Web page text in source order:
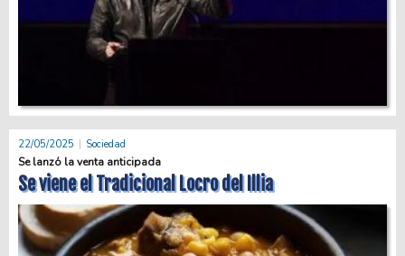
22/05/2025 Sociedad
Se lanzó la venta anticipada
Se viene el Tradicional Locro del Illia